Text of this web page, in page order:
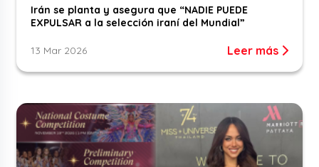
Irán se planta y asegura que “NADIE PUEDE
EXPULSAR a la selección iraní del Mundial”
13 Mar 2026 Leer más